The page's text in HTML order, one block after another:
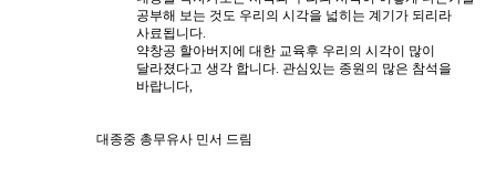
공부해 보는 것도 우리의 시각을 넓히는 계기가 되리라
사료됩니다.
약창공 할아버지에 대한 교육후 우리의 시각이 많이
달라졌다고 생각 합니다. 관심있는 종원의 많은 참석을
바랍니다,
대종중 총무유사 민서 드림